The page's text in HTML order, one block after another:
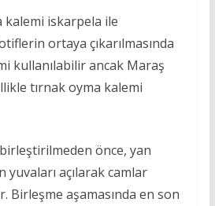
kalemi iskarpela ile
ortaya çıkarılmasında
kullanılabilir ancak Maraş
tırnak oyma kalemi
önce, yan
yuvaları açılarak camlar
Birleşme aşamasında en son